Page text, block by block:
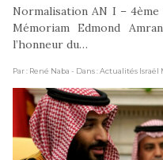
Normalisation AN I –
Mémoriam Edmond
l’honneur du…
Par : René Naba - Dans : Actualités Israël